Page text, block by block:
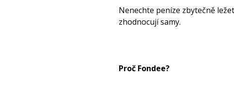
Nenechte peníze zbytečně
zhodnocují samy.
Proč Fondee?